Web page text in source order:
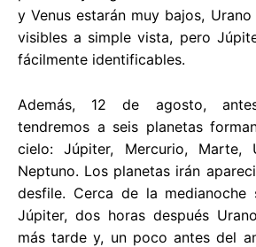
y Venus estarán muy bajos,
visibles a simple vista, pero
fácilmente identificables.
Además, 12 de agosto,
tendremos a seis planetas
cielo: Júpiter, Mercurio, Marte,
Neptuno. Los planetas irán
desfile. Cerca de la medianoche
Júpiter, dos horas después
más tarde y, un poco antes del